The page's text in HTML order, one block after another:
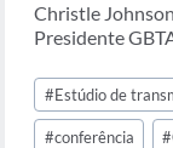
Christle Johnson
Presidente
Tags
do
Post:
#Estúdio de
#conferência #